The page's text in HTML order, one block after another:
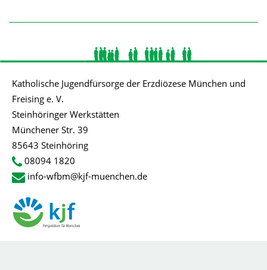
Katholische Jugendfürsorge der Erzdiözese München und
Freising e. V.
Steinhöringer Werkstätten
Münchener Str. 39
85643 Steinhöring
08094 1820
info-wfbm@kjf-muenchen.de